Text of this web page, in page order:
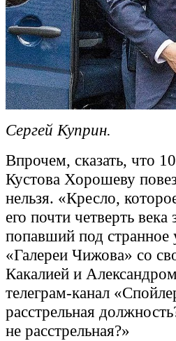
Сергей Куприн.
Впрочем, сказать, что
Кустова Хорошеву
нельзя. «Кресло,
его почти четверть
попавший под странное
«Галереи Чижова» со
Какалией и
телеграм-канал
расстрельная
не расстрельная?»